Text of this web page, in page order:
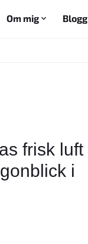
Om mig Blogg
frisk luft
i